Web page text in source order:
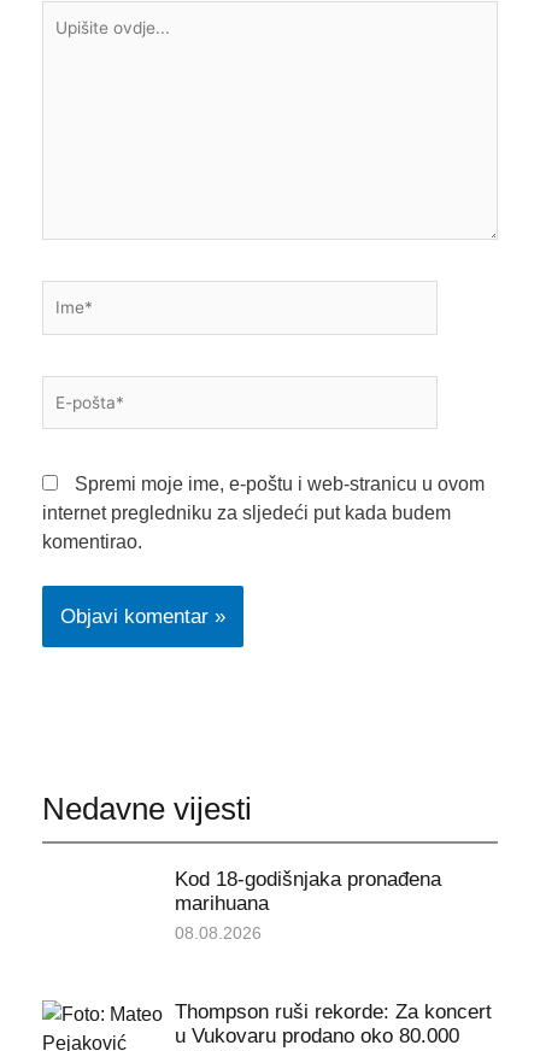
ovdje...
pošta*
Spremi moje ime, e-poštu i web-stranicu u ovom
internet pregledniku za sljedeći put kada budem
komentirao.
Nedavne vijesti
Kod 18-godišnjaka pronađena
marihuana
08.08.2026
Thompson ruši rekorde: Za koncert
u Vukovaru prodano oko 80.000